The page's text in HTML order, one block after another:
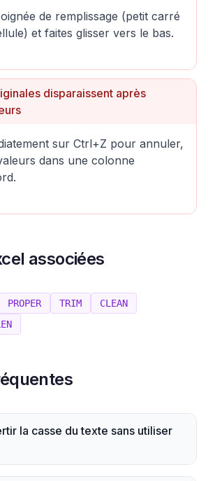
de remplissage (petit carré
et faites glisser vers le bas.
disparaissent après
sur Ctrl+Z pour annuler,
dans une colonne
associées
PROPER TRIM
CLEAN
la casse du texte sans utiliser